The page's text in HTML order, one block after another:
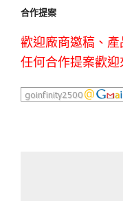
合作提案
歡迎廠商邀稿、
任何合作提案歡